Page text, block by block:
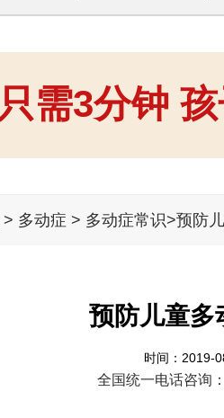
只需3分钟
> 多动症 > 多动症常识>预防
预防儿童多
时间：2019-
全国统一电话咨询：